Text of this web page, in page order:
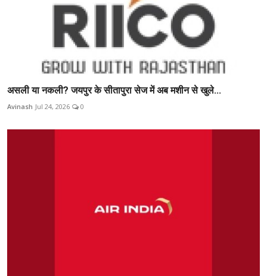
असली या नकली? जयपुर के सीतापुरा सेज में अब मशीन से खुले...
Avinash Jul 24, 2026 0